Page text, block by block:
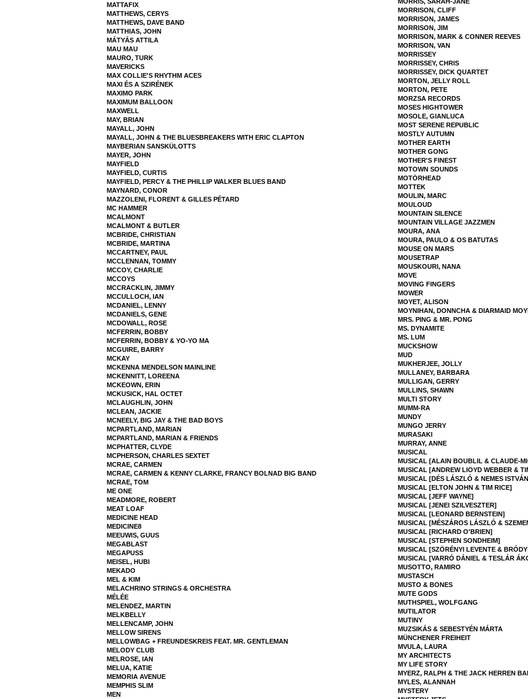
MATTAFIX
MATTHEWS, CERYS
MATTHEWS, DAVE BAND
MATTHIAS, JOHN
MÁTYÁS ATTILA
MAU MAU
MAURO, TURK
MAVERICKS
MAX COLLIE'S RHYTHM ACES
MAXI ÉS A SZIRÉNEK
MAXIMO PARK
MAXIMUM BALLOON
MAXWELL
MAY, BRIAN
MAYALL, JOHN
MAYALL, JOHN & THE BLUESBREAKERS WITH ERIC CLAPTON
MAYBERIAN SANSKÜLOTTS
MAYER, JOHN
MAYFIELD
MAYFIELD, CURTIS
MAYFIELD, PERCY & THE PHILLIP WALKER BLUES BAND
MAYNARD, CONOR
MAZZOLENI, FLORENT & GILLES PÉTARD
MC HAMMER
MCALMONT
MCALMONT & BUTLER
MCBRIDE, CHRISTIAN
MCBRIDE, MARTINA
MCCARTNEY, PAUL
MCCLENNAN, TOMMY
MCCOY, CHARLIE
MCCOYS
MCCRACKLIN, JIMMY
MCCULLOCH, IAN
MCDANIEL, LENNY
MCDANIELS, GENE
MCDOWALL, ROSE
MCFERRIN, BOBBY
MCFERRIN, BOBBY & YO-YO MA
MCGUIRE, BARRY
MCKAY
MCKENNA MENDELSON MAINLINE
MCKENNITT, LOREENA
MCKEOWN, ERIN
MCKUSICK, HAL OCTET
MCLAUGHLIN, JOHN
MCLEAN, JACKIE
MCNEELY, BIG JAY & THE BAD BOYS
MCPARTLAND, MARIAN
MCPARTLAND, MARIAN & FRIENDS
MCPHATTER, CLYDE
MCPHERSON, CHARLES SEXTET
MCRAE, CARMEN
MCRAE, CARMEN & KENNY CLARKE, FRANCY BOLNAD BIG BAND
MCRAE, TOM
ME ONE
MEADMORE, ROBERT
MEAT LOAF
MEDICINE HEAD
MEDICINE8
MEEUWIS, GUUS
MEGABLAST
MEGAPUSS
MEISEL, HUBI
MEKADO
MEL & KIM
MELACHRINO STRINGS & ORCHESTRA
MÉLÉE
MELENDEZ, MARTIN
MELKBELLY
MELLENCAMP, JOHN
MELLOW SIRENS
MELLOWBAG + FREUNDESKREIS FEAT. MR. GENTLEMAN
MELODY CLUB
MELROSE, IAN
MELUA, KATIE
MEMORIA AVENUE
MEMPHIS SLIM
MEN
MORRISON, CLIFF
MORRISON, JAMES
MORRISON, JIM
MORRISON, MARK & CONNER REEVES
MORRISON, VAN
MORRISSEY
MORRISSEY, CHRIS
MORRISSEY, DICK QUARTET
MORTON, JELLY ROLL
MORTON, PETE
MORZSA RECORDS
MOSES HIGHTOWER
MOSOLE, GIANLUCA
MOST SERENE REPUBLIC
MOSTLY AUTUMN
MOTHER EARTH
MOTHER GONG
MOTHER'S FINEST
MOTOWN SOUNDS
MOTÖRHEAD
MOTTEK
MOULIN, MARC
MOULOUD
MOUNTAIN SILENCE
MOUNTAIN VILLAGE JAZZMEN
MOURA, ANA
MOURA, PAULO & OS BATUTAS
MOUSE ON MARS
MOUSETRAP
MOUSKOURI, NANA
MOVE
MOVING FINGERS
MOWER
MOYET, ALISON
MOYNIHAN, DONNCHA & DIARMAID
MRS. PING & MR. PONG
MS. DYNAMITE
MS. LUM
MUCKSHOW
MUD
MUKHERJEE, JOLLY
MULLANEY, BARBARA
MULLIGAN, GERRY
MULLINS, SHAWN
MULTI STORY
MUMM-RA
MUNDY
MUNGO JERRY
MURASAKI
MURRAY, ANNE
MUSICAL
MUSICAL [ALAIN BOUBLIL & CLAUDE-
MUSICAL [ANDREW LIOYD WEBBER &
MUSICAL [DÉS LÁSZLÓ & NEMES
MUSICAL [ELTON JOHN & TIM RICE]
MUSICAL [JEFF WAYNE]
MUSICAL [JENEI SZILVESZTER]
MUSICAL [LEONARD BERNSTEIN]
MUSICAL [MÉSZÁROS LÁSZLÓ &
MUSICAL [RICHARD O'BRIEN]
MUSICAL [STEPHEN SONDHEIM]
MUSICAL [SZÖRÉNYI LEVENTE &
MUSICAL [VARRÓ DÁNIEL & TESLÁR
MUSOTTO, RAMIRO
MUSTASCH
MUSTO & BONES
MUTE GODS
MUTHSPIEL, WOLFGANG
MUTILATOR
MUTINY
MUZSIKÁS & SEBESTYÉN MÁRTA
MÜNCHENER FREIHEIT
MVULA, LAURA
MY ARCHITECTS
MY LIFE STORY
MYERZ, RALPH & THE JACK HERREN
MYLES, ALANNAH
MYSTERY